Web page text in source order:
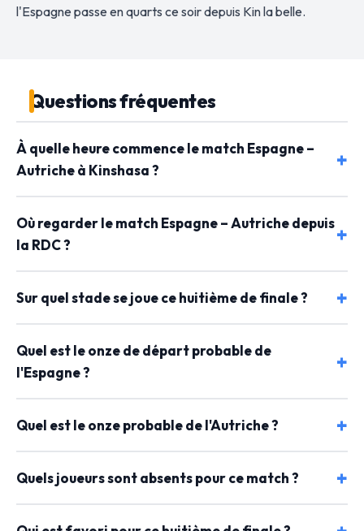
l'Espagne passe en quarts ce soir depuis Kin la belle.
Questions fréquentes
À quelle heure commence le match Espagne –
Autriche à Kinshasa ?
Où regarder le match Espagne – Autriche depuis
la RDC ?
Sur quel stade se joue ce huitième de finale ?
Quel est le onze de départ probable de
l'Espagne ?
Quel est le onze probable de l'Autriche ?
Quels joueurs sont absents pour ce match ?